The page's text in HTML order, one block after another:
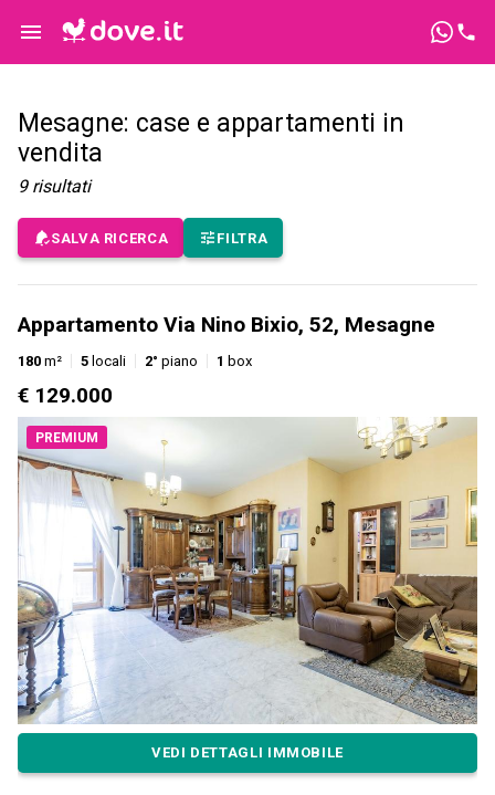
Mesagne: case e appartamenti in
vendita
9 risultati
SALVA RICERCA FILTRA
Appartamento Via Nino Bixio, 52, Mesagne
180 m² 5 locali 2° piano 1 box
€ 129.000
PREMIUM
VEDI DETTAGLI IMMOBILE